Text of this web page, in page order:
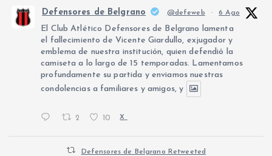
Defensores de Belgrano @defeweb · 6 Ago
El Club Atlético Defensores de Belgrano lamenta
el fallecimiento de Vicente Giardullo, exjugador y
emblema de nuestra institución, quien defendió la
camiseta a lo largo de 15 temporadas. Lamentamos
profundamente su partida y enviamos nuestras
condolencias a familiares y amigos, y
2 10 X
Defensores de Belgrano Retweeted